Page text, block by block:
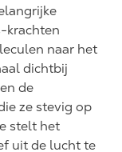
krachten
naar het
dichtbij
de
ze stevig op
stelt het
uit de lucht te